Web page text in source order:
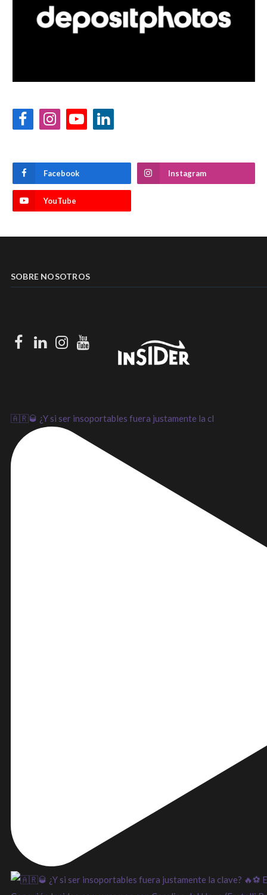
FacebookInstagramYouTubeLinkedIn
Facebook Instagram
YouTube
SOBRE NOSOTROS
Facebook
LinkedIn
Instagram
Youtube
🇦🇷🥃 ¿Y si ser insoportables fuera justamente la cl